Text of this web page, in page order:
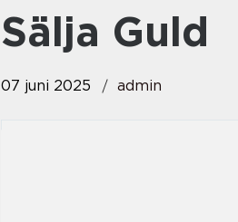
Sälja Guld
07 juni 2025 admin